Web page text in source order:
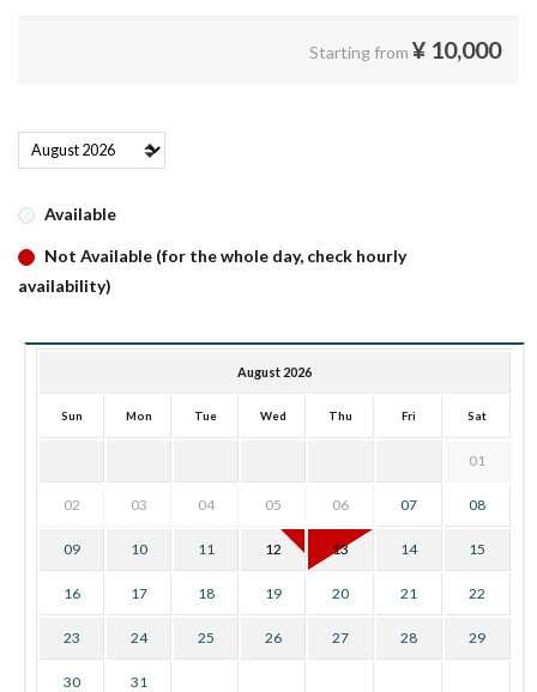
Starting from ¥ 10,000
Available
Not Available (for the whole day, check hourly
availability)
August 2026
Sun Mon Tue Wed Thu Fri Sat
01
02 03 04 05 06 07 08
09 10 11 12 13 14 15
16 17 18 19 20 21 22
23 24 25 26 27 28 29
30 31